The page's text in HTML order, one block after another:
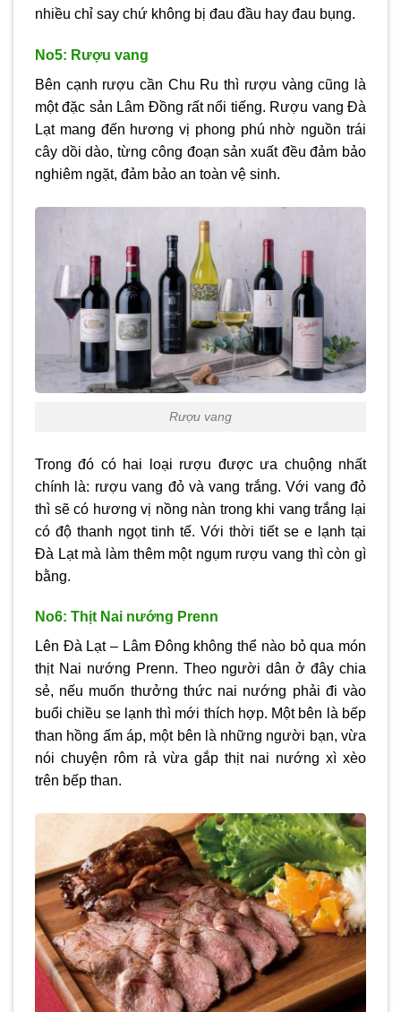
nhiều chỉ say chứ không bị đau đầu hay đau bụng.
No5: Rượu vang
Bên cạnh rượu cần Chu Ru thì rượu vàng cũng là
một đặc sản Lâm Đồng rất nổi tiếng. Rượu vang Đà
Lạt mang đến hương vị phong phú nhờ nguồn trái
cây dồi dào, từng công đoạn sản xuất đều đảm bảo
nghiêm ngặt, đảm bảo an toàn vệ sinh.
Rượu vang
Trong đó có hai loại rượu được ưa chuộng nhất
chính là: rượu vang đỏ và vang trắng. Với vang đỏ
thì sẽ có hương vị nồng nàn trong khi vang trắng lại
có độ thanh ngọt tinh tế. Với thời tiết se e lạnh tại
Đà Lạt mà làm thêm một ngụm rượu vang thì còn gì
bằng.
No6: Thịt Nai nướng Prenn
Lên Đà Lạt – Lâm Đông không thể nào bỏ qua món
thịt Nai nướng Prenn. Theo người dân ở đây chia
sẻ, nếu muốn thưởng thức nai nướng phải đi vào
buổi chiều se lạnh thì mới thích hợp. Một bên là bếp
than hồng ấm áp, một bên là những người bạn, vừa
nói chuyện rôm rả vừa gắp thịt nai nướng xì xèo
trên bếp than.